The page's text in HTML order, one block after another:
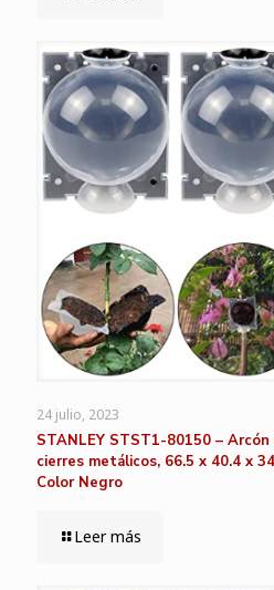
24 julio, 2023
STANLEY STST1-80150 –
cierres metálicos, 66.5 x 40.4 x
Color Negro
Leer más